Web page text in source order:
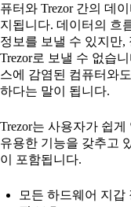
퓨터와 Trezor 간의 데
지됩니다. 데이터의 흐
정보를 보낼 수 있지만,
Trezor로 보낼 수 없습
스에 감염된 컴퓨터와
하다는 말이 됩니다.
Trezor는 사용자가 쉽게
유용한 기능을 갖추고
이 포함됩니다.
모든 하드웨어 지갑